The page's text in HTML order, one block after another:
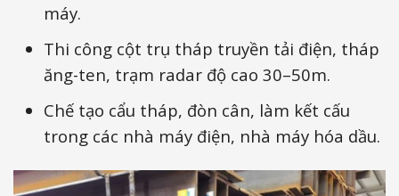
máy.
Thi công cột trụ tháp truyền tải điện, tháp
ăng-ten, trạm radar độ cao 30–50m.
Chế tạo cẩu tháp, đòn cân, làm kết cấu
trong các nhà máy điện, nhà máy hóa dầu.